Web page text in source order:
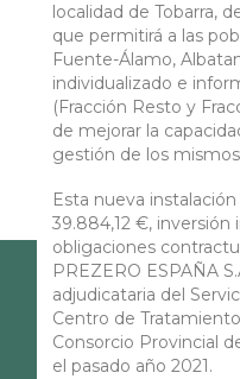
localidad de Tobarra,
que permitirá a las
Fuente-Álamo,
individualizado e
(Fracción Resto y
de mejorar la
gestión de los
Esta nueva
39.884,12 €, inversión
obligaciones
PREZERO ESPAÑA
adjudicataria del
Centro de
Consorcio Provincial
el pasado año 2021.